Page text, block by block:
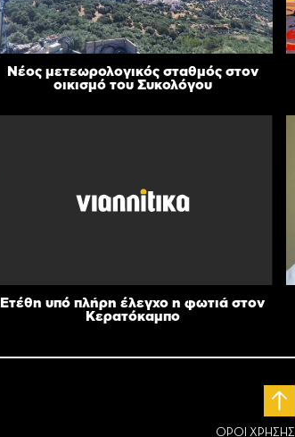
Νέος μετεωρολογικός σταθμός στον
οικισμό του Συκολόγου
Ετέθη υπό πλήρη έλεγχο η φωτιά στον
Κερατόκαμπο
ΟΡΟΙ ΧΡΗΣΗΣ